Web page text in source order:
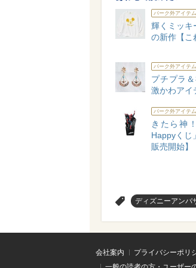
パーク外アイテム
輝くミッキ
の新作【こ
パーク外アイテム
プチプラ
激かわアイ
パーク外アイテム
きたら神
Happyくじ
販売開始】
ディズニーアンバ
会社案内 プライバシーポリ